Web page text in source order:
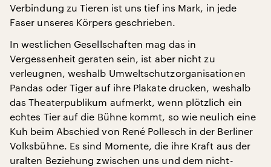
Verbindung zu Tieren ist uns tief ins Mark, in jede
Faser unseres Körpers geschrieben.
In westlichen Gesellschaften mag das in
Vergessenheit geraten sein, ist aber nicht zu
verleugnen, weshalb Umweltschutzorganisationen
Pandas oder Tiger auf ihre Plakate drucken, weshalb
das Theaterpublikum aufmerkt, wenn plötzlich ein
echtes Tier auf die Bühne kommt, so wie neulich eine
Kuh beim Abschied von René Pollesch in der Berliner
Volksbühne. Es sind Momente, die ihre Kraft aus der
uralten Beziehung zwischen uns und dem nicht-